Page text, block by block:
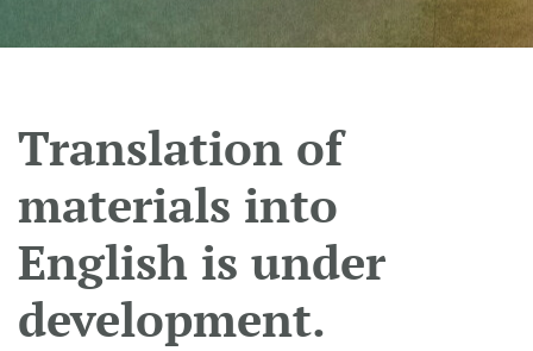
Translation of
materials into
English is under
development.